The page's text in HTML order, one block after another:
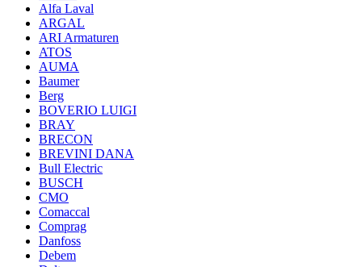
Alfa Laval
ARGAL
ARI Armaturen
ATOS
AUMA
Baumer
Berg
BOVERIO LUIGI
BRAY
BRECON
BREVINI DANA
Bull Electric
BUSCH
CMO
Comaccal
Comprag
Danfoss
Debem